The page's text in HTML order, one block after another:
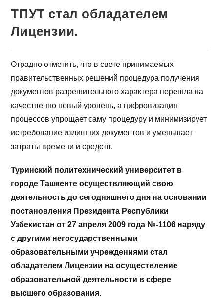
ТПУТ стал обладателем
Лицензии.
Отрадно отметить, что в свете принимаемых
правительственных решений процедура получения
документов разрешительного характера перешла на
качественно новый уровень, а цифровизация
процессов упрощает саму процедуру и минимизирует
истребование излишних документов и уменьшает
затраты времени и средств.
Туринский политехнический университет в
городе Ташкенте осуществляющий свою
деятельность до сегодняшнего дня на основании
постановления Президента Республики
Узбекистан от 27 апреля 2009 года №-1106 наряду
с другими негосударственными
образовательными учреждениями стал
обладателем Лицензии на осуществление
образовательной деятельности в сфере
высшего образования.